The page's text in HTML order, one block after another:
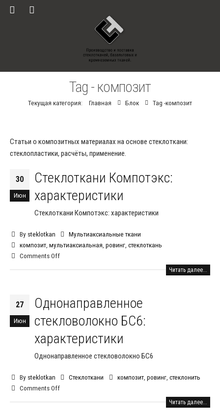
Tag - композит
Текущая категория: Главная Блок Tag -композит
Статьи о композитных материалах на основе стеклоткани:
стеклопластики, расчёты, применение.
30
Июн
Стеклоткани Компотэкс:
характеристики
Стеклоткани Компотэкс: характеристики
By steklotkan
Мультиаксиальные ткани
композит, мультиаксиальная ровинг, стеклоткань
Comments Off
Читать далее...
27
Июн
Однонаправленное
стекловолокно БС6:
характеристики
Однонаправленное стекловолокно БС6
By steklotkan Стеклоткани композит, ровинг, стеклонить
Comments Off
Читать далее...